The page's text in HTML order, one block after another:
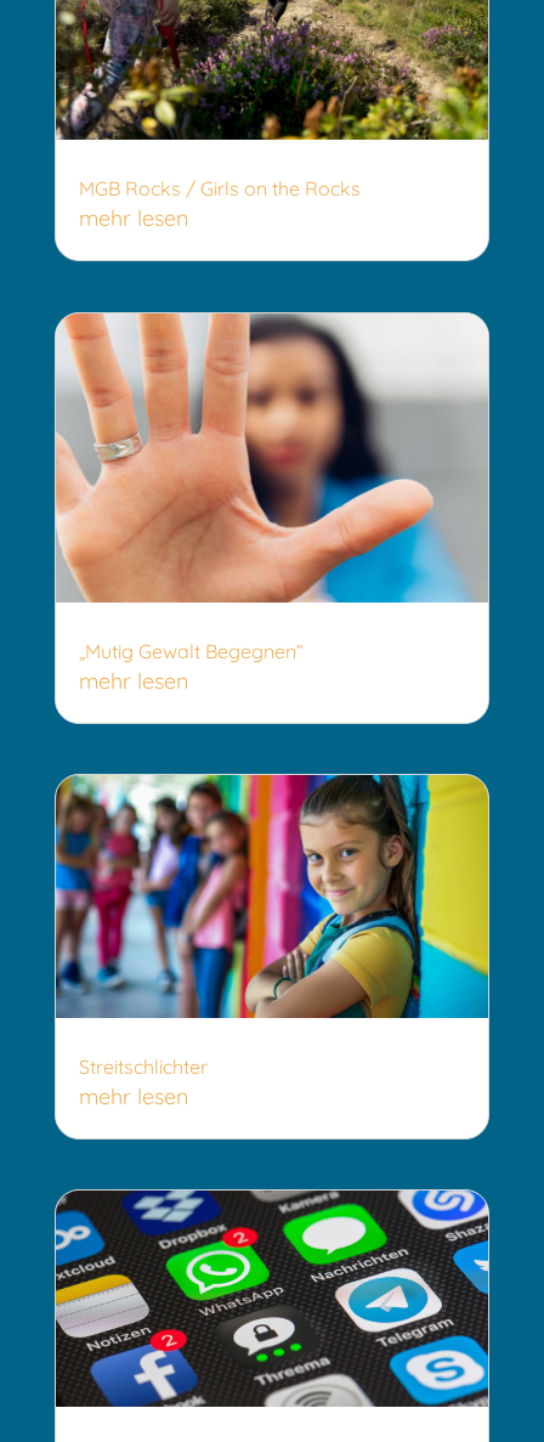
MGB Rocks / Girls on the Rocks
mehr lesen
„Mutig Gewalt Begegnen“
mehr lesen
Streitschlichter
mehr lesen